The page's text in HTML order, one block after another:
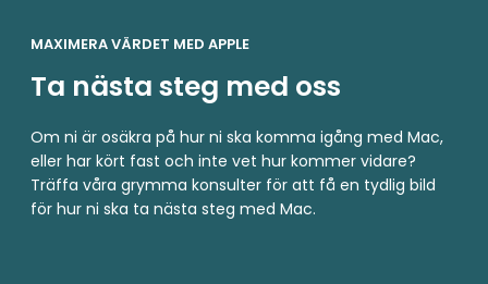
MAXIMERA VÄRDET MED APPLE
Ta nästa steg med oss
Om ni är osäkra på hur ni ska komma igång med Mac,
eller har kört fast och inte vet hur kommer vidare?
Träffa våra grymma konsulter för att få en tydlig bild
för hur ni ska ta nästa steg med Mac.